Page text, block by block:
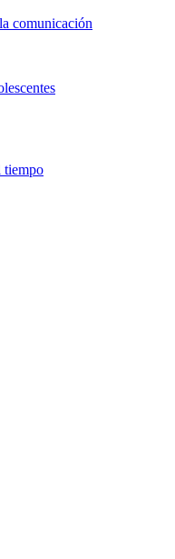
comunicación
tiempo